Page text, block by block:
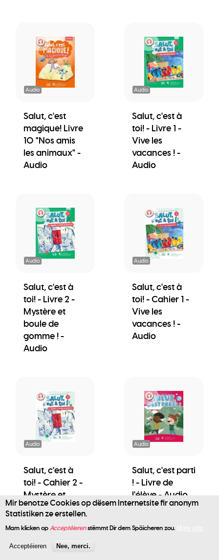
User
account
Audio
Salut, c'est
magique! Livre
10 "Nos amis
les animaux" -
Audio
Audio
Salut, c'est à
toi! - Livre 1 -
Vive les
vacances ! -
Audio
Audio
Salut, c'est à
toi! - Livre 2 -
Mystère et
boule de
gomme ! -
Audio
Audio
Salut, c'est à
toi! - Cahier 1 -
Vive les
vacances ! -
Audio
Audio
Salut, c'est à
toi! - Cahier 2 -
Mystère et
boule de
gomme ! -
Audio
Audio
Salut, c'est parti
! - Livre de
l'élève - Audio
Mir benotze Cookies op dësem Internetsite fir anonym
Statistiken ze erstellen.
Mam klicken op Acceptéierenstëmmt Dir dem Späicheren zou.
Acceptéieren Nee, merci.